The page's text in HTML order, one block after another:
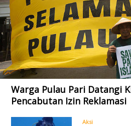
Warga Pulau Pari Datangi
Pencabutan Izin Reklamasi
Aksi